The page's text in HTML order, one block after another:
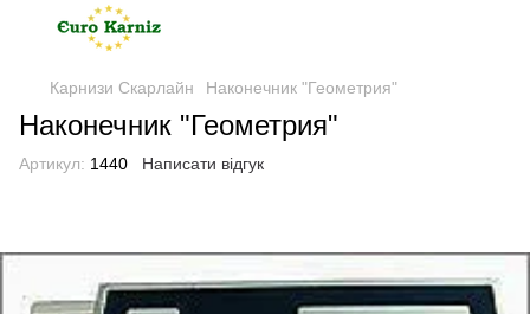
Карнизи Скарлайн Наконечник "Геометрия"
Наконечник "Геометрия"
Артикул: 1440 Написати відгук